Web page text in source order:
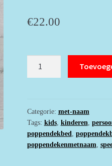
€22.00
met
naam
en
hartje
Categorie: met-naam
Tags: kids, kinderen
poppendekbed
poppendekenmetnaam